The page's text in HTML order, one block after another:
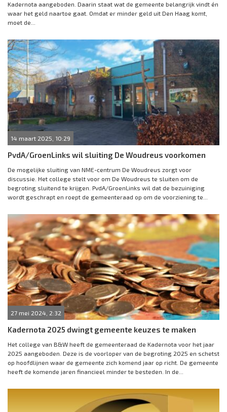
Kadernota aangeboden. Daarin staat wat de gemeente belangrijk vindt én
waar het geld naartoe gaat. Omdat er minder geld uit Den Haag komt,
moet de...
14 maart 2025, 10:29
PvdA/GroenLinks wil sluiting De Woudreus voorkomen
De mogelijke sluiting van NME-centrum De Woudreus zorgt voor
discussie. Het college stelt voor om De Woudreus te sluiten om de
begroting sluitend te krijgen. PvdA/GroenLinks wil dat de bezuiniging
wordt geschrapt en roept de gemeenteraad op om de voorziening te...
27 mei 2024, 2:32
Kadernota 2025 dwingt gemeente keuzes te maken
Het college van B&W heeft de gemeenteraad de Kadernota voor het jaar
2025 aangeboden. Deze is de voorloper van de begroting 2025 en schetst
op hoofdlijnen waar de gemeente zich komend jaar op richt. De gemeente
heeft de komende jaren financieel minder te besteden. In de...